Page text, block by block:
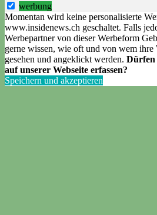
werbung
Momentan wird keine personalisierte
www.insidenews.ch geschaltet. Falls
Werbepartner von dieser Werbeform
gerne wissen, wie oft und von wem ihre
gesehen und angeklickt werden. Dürfen
auf unserer Webseite erfassen?
Speichern und akzeptieren